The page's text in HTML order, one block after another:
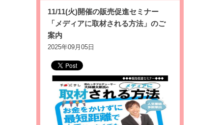
11/11(火)開催の販売促進セミナー
「メディアに取材される方法」のご
案内
2025年09月05日